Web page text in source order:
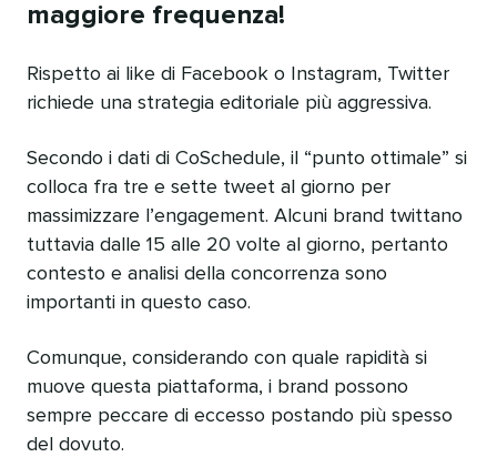
maggiore frequenza!
Rispetto ai like di Facebook o Instagram, Twitter
richiede una strategia editoriale più aggressiva.
Secondo i dati di CoSchedule, il “punto ottimale” si
colloca fra tre e sette tweet al giorno per
massimizzare l’engagement. Alcuni brand twittano
tuttavia dalle 15 alle 20 volte al giorno, pertanto
contesto e analisi della concorrenza sono
importanti in questo caso.
Comunque, considerando con quale rapidità si
muove questa piattaforma, i brand possono
sempre peccare di eccesso postando più spesso
del dovuto.